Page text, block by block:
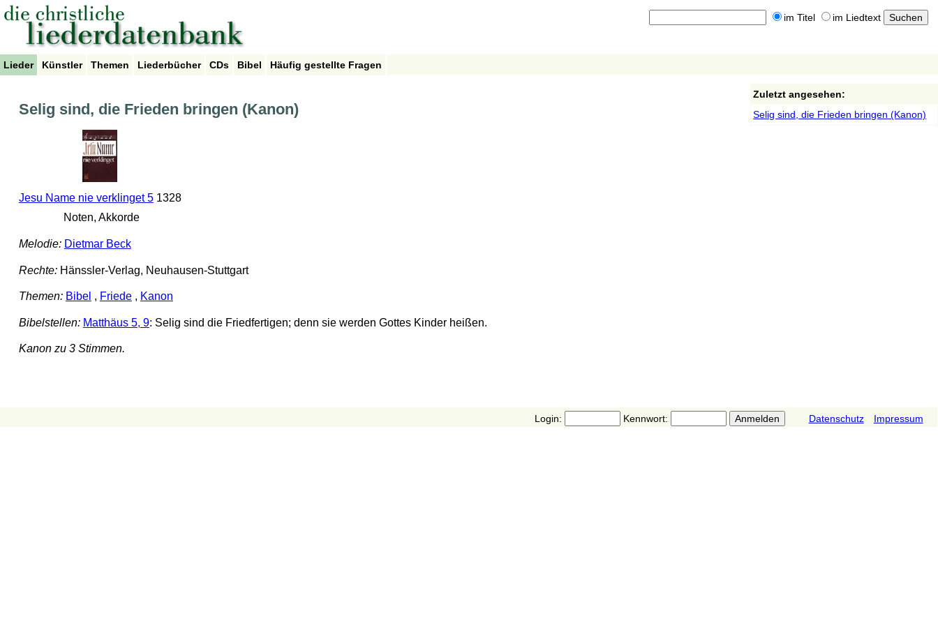
im Titel im Liedtext
Lieder Künstler Themen Liederbücher CDs Bibel Häufig gestellte Fragen
Selig sind, die Frieden bringen (Kanon)
Jesu Name nie verklinget 51328
Noten, Akkorde
Melodie: Dietmar Beck
Rechte:Hänssler-Verlag, Neuhausen-Stuttgart
Themen: Bibel , Friede, Kanon
Bibelstellen: Matthäus 5, 9: Selig sind die Friedfertigen; denn sie werden Gottes Kinder heißen.
Kanon zu 3 Stimmen.
Zuletzt angesehen:
Selig sind, die Frieden bringen (Kanon)
Login: Kennwort: Datenschutz Impressum